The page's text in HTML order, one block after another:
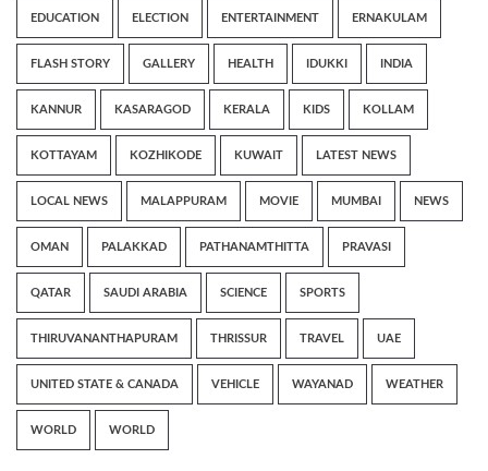
EDUCATION ELECTION ENTERTAINMENT ERNAKULAM
FLASH STORY GALLERY HEALTH IDUKKI INDIA
KANNUR KASARAGOD KERALA KIDS KOLLAM
KOTTAYAM KOZHIKODE KUWAIT LATEST NEWS
LOCAL NEWS MALAPPURAM MOVIE MUMBAI NEWS
OMAN PALAKKAD PATHANAMTHITTA PRAVASI
QATAR SAUDI ARABIA SCIENCE SPORTS
THIRUVANANTHAPURAM THRISSUR TRAVEL UAE
UNITED STATE & CANADA VEHICLE WAYANAD WEATHER
WORLD WORLD